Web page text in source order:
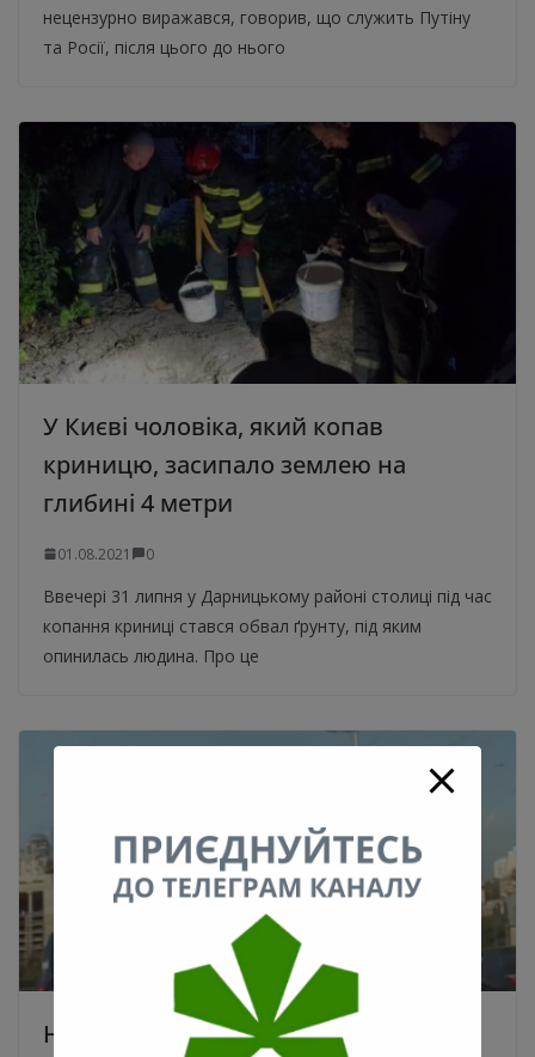
нецензурно виражався, говорив, що служить Путіну
та Росії, після цього до нього
У Києві чоловіка, який копав
криницю, засипало землею на
глибині 4 метри
01.08.2021 0
Ввечері 31 липня у Дарницькому районі столиці під час
копання криниці стався обвал ґрунту, під яким
опинилась людина. Про це
НАБУ оприлюднило відео